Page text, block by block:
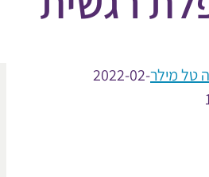
2022-02-